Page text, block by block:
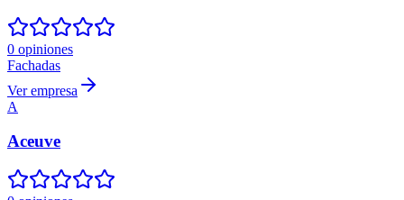
0 opiniones
Fachadas
Ver empresa
A
Aceuve